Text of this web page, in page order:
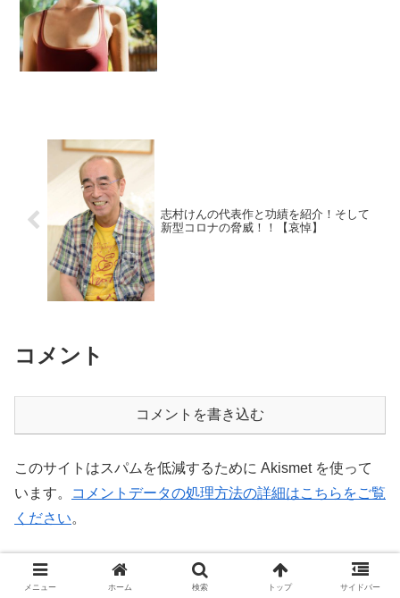
志村けんの代表作と功績を紹介！そして
新型コロナの脅威！！【哀悼】
コメント
コメントを書き込む
このサイトはスパムを低減するために Akismet を使って
います。
コメントデータの処理方法の詳細はこちらをご覧
ください。
ホーム モデル
メニュー ホーム 検索 トップ サイドバー